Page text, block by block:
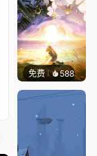
免费 588小鬼